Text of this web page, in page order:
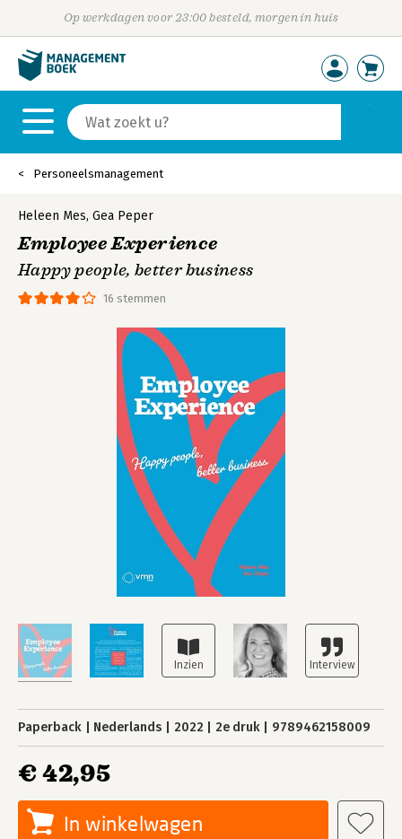
Op werkdagen voor 23:00 besteld, morgen in huis
Personeelsmanagement
16 stemmen
Heleen Mes, Gea Peper
Employee Experience
Happy people, better business
Paperback Nederlands 2022 2e druk 9789462158009
€ 42,95
In winkelwagen